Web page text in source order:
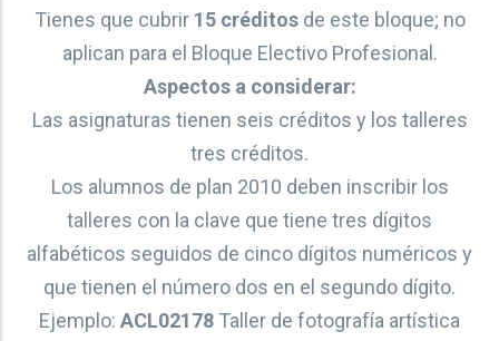
Tienes que cubrir 15 créditosde este bloque; no
aplican para el Bloque Electivo Profesional.
Aspectos a considerar:
Las asignaturas tienen seis créditos y los talleres
tres créditos.
Los alumnos de plan 2010 deben inscribir los
talleres con la clave que tiene tres dígitos
alfabéticos seguidos de cinco dígitos numéricos y
que tienen el número dos en el segundo dígito.
Ejemplo: ACL02178 Taller de fotografía artística